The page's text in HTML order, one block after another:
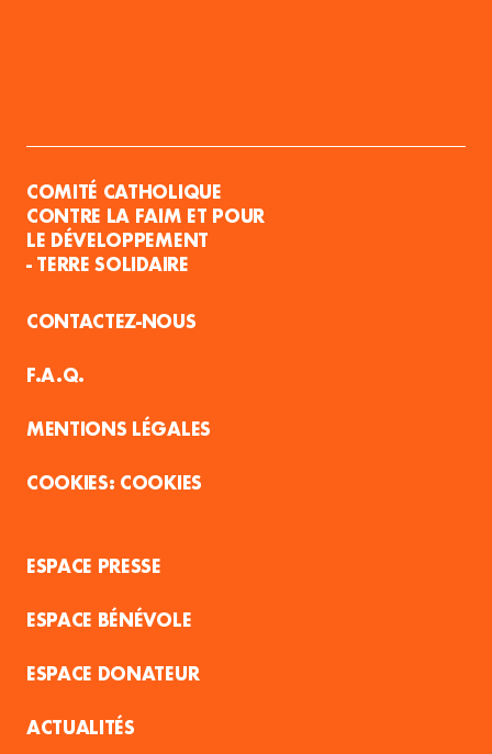
COMITÉ CATHOLIQUE
CONTRE LA FAIM ET POUR
LE DÉVELOPPEMENT
- TERRE SOLIDAIRE
CONTACTEZ-NOUS
F.A.Q.
MENTIONS LÉGALES
COOKIES
ESPACE PRESSE
ESPACE BÉNÉVOLE
ESPACE DONATEUR
ACTUALITÉS